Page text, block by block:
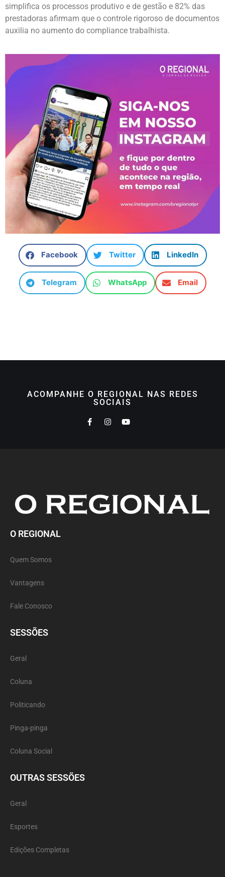
simplifica os processos produtivo e de gestão e 82% das
prestadoras afirmam que o controle rigoroso de documentos
auxilia no aumento do compliance trabalhista.
Facebook Twitter LinkedIn
Telegram WhatsApp Email
ACOMPANHE O REGIONAL NAS REDES
SOCIAIS
O REGIONAL
Quem Somos
Vantagens
Fale Conosco
SESSÕES
Geral
Coluna
Politicando
Pinga-pinga
Coluna Social
OUTRAS SESSÕES
Geral
Esportes
Edições Completas